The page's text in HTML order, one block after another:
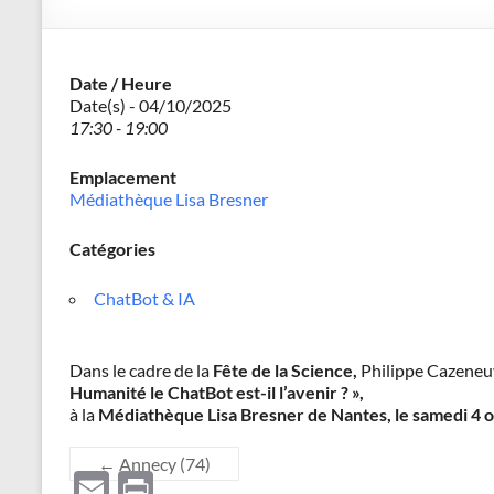
Philippe
Cazeneuve
Date / Heure
Date(s) - 04/10/2025
17:30 - 19:00
Emplacement
Médiathèque Lisa Bresner
Catégories
ChatBot & IA
Dans le cadre de la Fête de la Science, Philippe
Humanité le ChatBot est-il l’avenir ? »,
à la Médiathèque Lisa Bresner de Nantes, le samedi 4
← Annecy (74)